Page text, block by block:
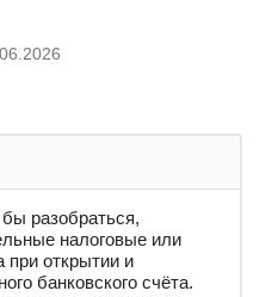
разобраться,
налоговые или
при открытии и
банковского счёта.